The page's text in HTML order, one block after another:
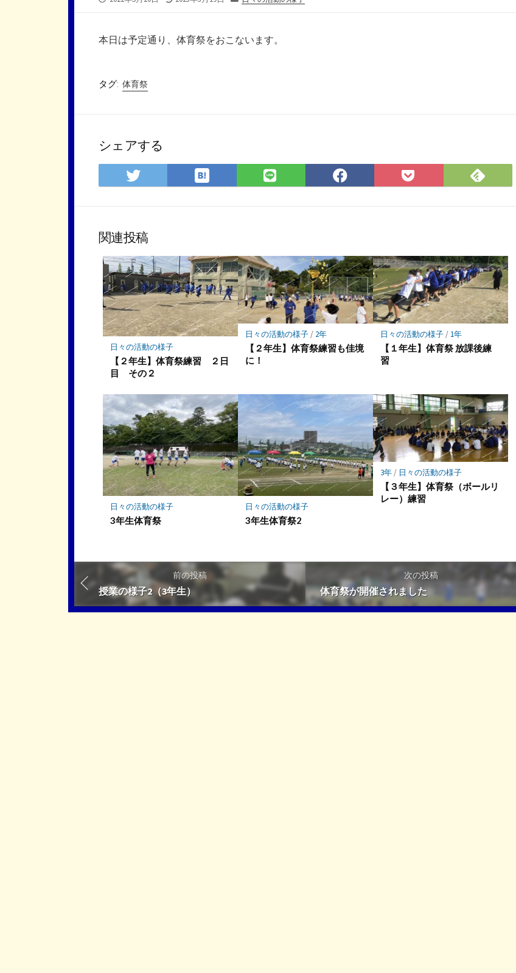
新
日
ー
本日は予定通り、体育祭をおこないます。
タグ: 体育祭
シェアする
Twitter
で
ア
は
て
マ
ー
ク
に
保
存
LINE
で
Facebook
で
Pocket
に
Feedly
で
関連投稿
日々の活動の様子
【２年生】体育祭練習 ２日
目 その２
日々の活動の様子/ 2年
【２年生】体育祭練習も佳境
に！
日々の活動の様子/ 1年
【１年生】体育祭 放課後練
習
日々の活動の様子
3年生体育祭
日々の活動の様子
3年生体育祭2
3年/ 日々の活動の様子
【３年生】体育祭（ボールリ
レー）練習
前の投稿
授業の様子2（3年生）
次の投稿
体育祭が開催されました